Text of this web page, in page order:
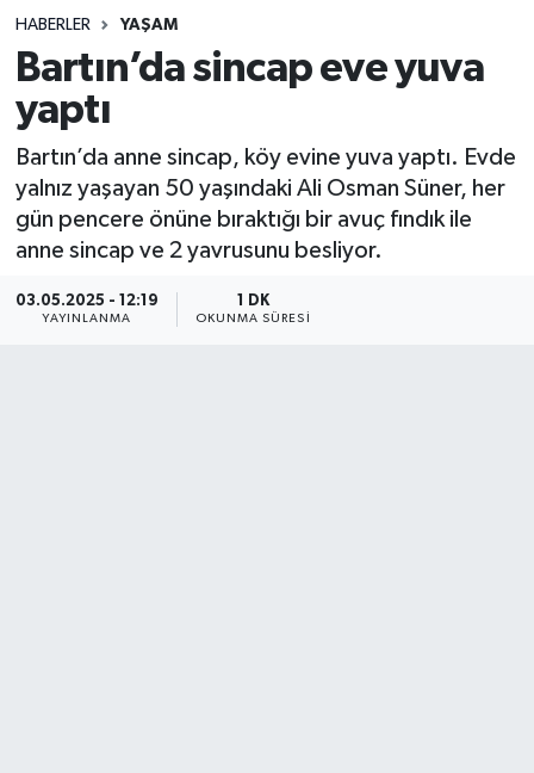
HABERLER YAŞAM
Bartın’da sincap eve yuva
yaptı
Bartın’da anne sincap, köy evine yuva yaptı. Evde
yalnız yaşayan 50 yaşındaki Ali Osman Süner, her
gün pencere önüne bıraktığı bir avuç fındık ile
anne sincap ve 2 yavrusunu besliyor.
03.05.2025 - 12:19
YAYINLANMA
1 DK
OKUNMA SÜRESI
Spor
Teknoloji
Yaşam